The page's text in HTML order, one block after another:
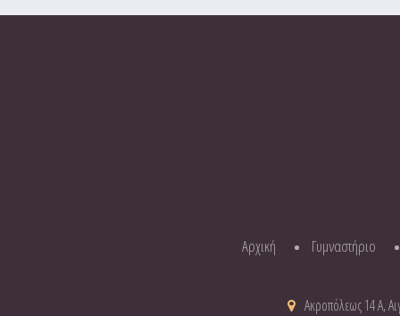
Αρχική Γυμναστήριο
Ακροπόλεως 14 Α,